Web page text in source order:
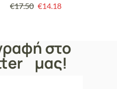
€17.50 €14.18
στο
μας!